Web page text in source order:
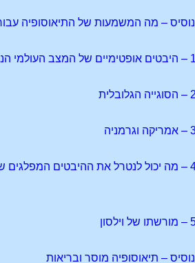
מכתב העת: הגתאנום – מאמר מספר 4 – מה יכול לנטרל את ההיבטים